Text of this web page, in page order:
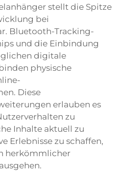
stellt die Spitze
bei
Bluetooth-Tracking-
und die Einbindung
digitale
physische
Diese
erlauben es
zu
Inhalte aktuell zu
Erlebnisse zu schaffen,
herkömmlicher